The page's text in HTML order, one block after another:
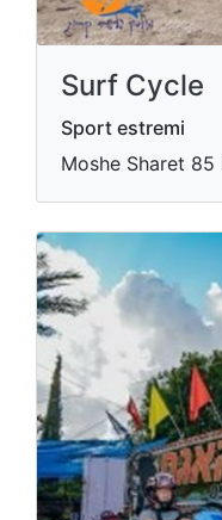
Surf Cycle
Sport estremi
Moshe Sharet